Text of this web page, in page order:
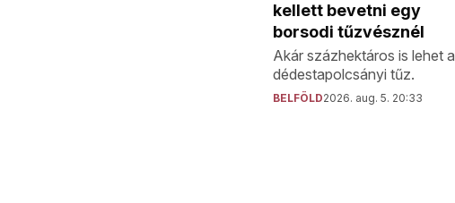
kellett bevetni egy
borsodi tűzvésznél
Akár százhektáros is lehet a
dédestapolcsányi tűz.
BELFÖLD2026. aug. 5. 20:33